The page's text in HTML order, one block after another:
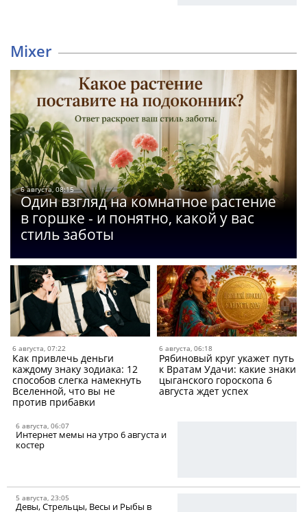
Mixer
6 августа, 08:15
Один взгляд на комнатное растение
в горшке - и понятно, какой у вас
стиль заботы
6 августа, 07:22
Как привлечь деньги
каждому знаку зодиака: 12
способов слегка намекнуть
Вселенной, что вы не
против прибавки
6 августа, 06:18
Рябиновый круг укажет путь
к Вратам Удачи: какие знаки
цыганского гороскопа 6
августа ждет успех
6 августа, 06:07
Интернет мемы на утро 6 августа и
костер
5 августа, 23:05
Девы, Стрельцы, Весы и Рыбы в